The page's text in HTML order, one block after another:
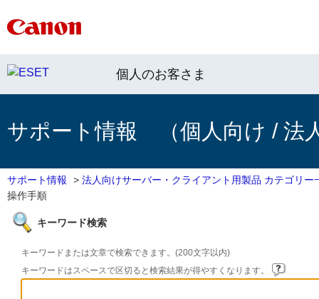
個人のお客さま
サポート情報 （個人向け / 法
サポート情報 > 法人向けサーバー・クライアント用製品 カテゴリー
操作手順
キーワード検索
キーワードまたは文章で検索できます。(200文字以内)
キーワードはスペースで区切ると検索結果が得やすくなります。